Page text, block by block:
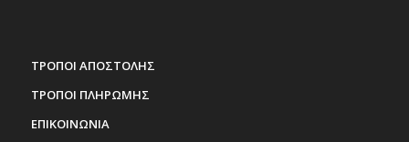
ΤΡΟΠΟΙ ΑΠΟΣΤΟΛΗΣ
ΤΡΟΠΟΙ ΠΛΗΡΩΜΗΣ
ΕΠΙΚΟΙΝΩΝΙΑ